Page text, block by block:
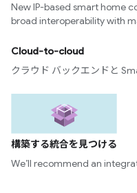
New IP-based smart home
broad interoperability with
Cloud-to-cloud
クラウド バックエンドと
構築する統合を見つける
We’ll recommend an